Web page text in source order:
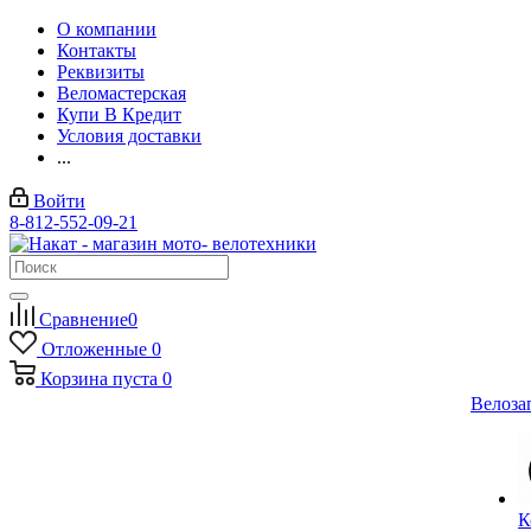
О компании
Контакты
Реквизиты
Веломастерская
Купи В Кредит
Условия доставки
...
Войти
8-812-552-09-21
Сравнение0
Отложенные 0
Корзина пуста 0